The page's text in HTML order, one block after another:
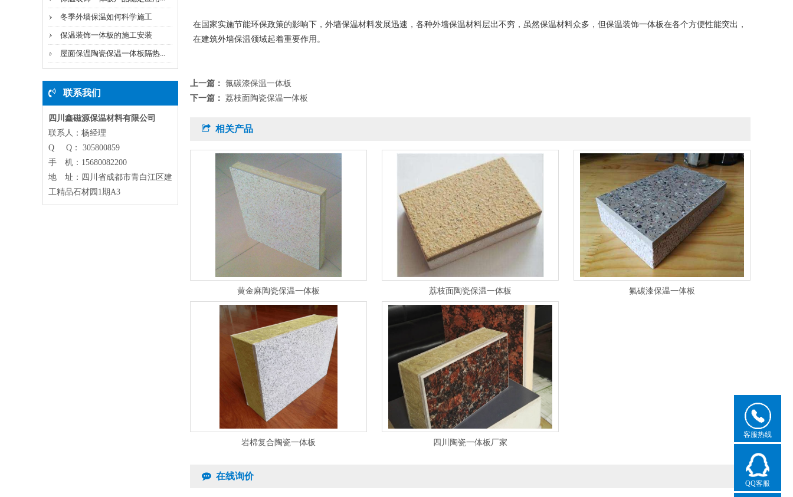
冬季外墙保温如何科学施工
保温装饰一体板的施工安装
屋面保温陶瓷保温一体板隔热...
联系我们
四川鑫磁源保温材料有限公司
联系人：杨经理
Q Q： 305800859
手 机：15680082200
地 址：四川省成都市青白江区建
工精品石材园1期A3
在国家实施节能环保政策的影响下，外墙保温材料发展迅速，各种外墙保温材料层出不穷，虽然保温材料众多，但保温装饰一体板在各个方便性能突出，
在建筑外墙保温领域起着重要作用。
上一篇： 氟碳漆保温一体板
下一篇： 荔枝面陶瓷保温一体板
相关产品
黄金麻陶瓷保温一体板 荔枝面陶瓷保温一体板 氟碳漆保温一体板
岩棉复合陶瓷一体板 四川陶瓷一体板厂家
在线询价
客服热线
QQ客服